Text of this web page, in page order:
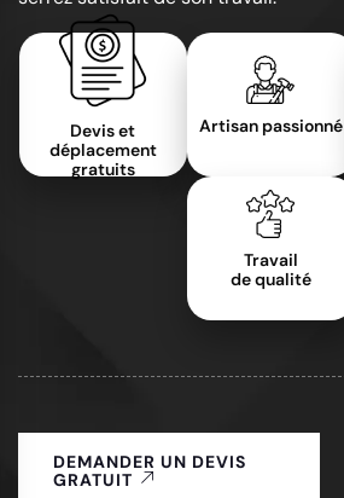
Devis et
déplacement
gratuits
Artisan passionné
Travail
de qualité
DEMANDER UN DEVIS
GRATUIT